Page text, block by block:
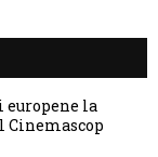
la
Cinemascop